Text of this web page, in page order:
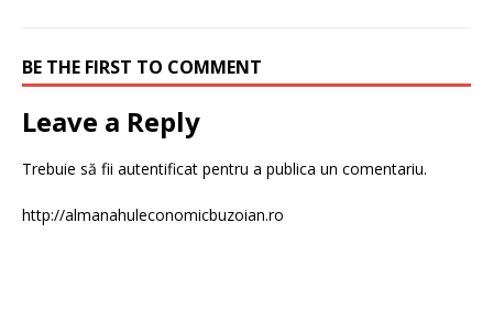
BE THE FIRST TO COMMENT
Leave a Reply
Trebuie să fii autentificat pentru a publica un comentariu.
http://almanahuleconomicbuzoian.ro